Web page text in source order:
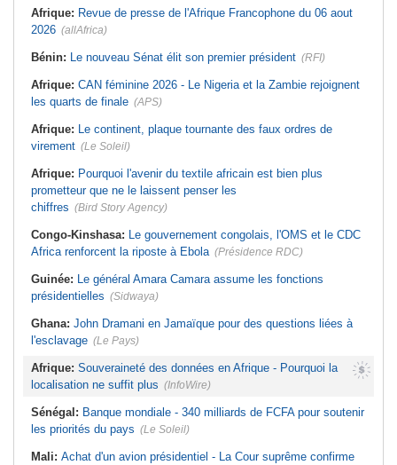
l'esclavage
Sénégal:Banque mondiale - 340
priorités du pays
La Cour suprême confirme la
condamnation de l'ex-ministre de
l'Économie
France la restitution du crâne de
Bokar Biro et de trois de ses
proches
policière contre le narcotrafic
Monde arabe au Caire
2026 - Le continent, entre ouverture
commerciale et défiance migratoire
Afrique: Revue de presse de l'Afrique Francophone du 06 aout
2026 (allAfrica)
Bénin: Le nouveau Sénat élit son premier président (RFI)
Afrique: CAN féminine 2026 - Le Nigeria et la Zambie rejoignent
les quarts de finale (APS)
Afrique: Le continent, plaque tournante des faux ordres de
virement (Le Soleil)
Afrique: Pourquoi l'avenir du textile africain est bien plus
prometteur que ne le laissent penser les
chiffres (Bird Story Agency)
Congo-Kinshasa: Le gouvernement congolais, l'OMS et le CDC
Africa renforcent la riposte à Ebola (Présidence RDC)
Guinée: Le général Amara Camara assume les fonctions
présidentielles (Sidwaya)
Ghana: John Dramani en Jamaïque pour des questions liées à
l'esclavage (Le Pays)
Afrique: Souveraineté des données en Afrique - Pourquoi la
localisation ne suffit plus (InfoWire)
Sénégal: Banque mondiale - 340 milliards de FCFA pour soutenir
les priorités du pays (Le Soleil)
Mali: Achat d'un avion présidentiel - La Cour suprême confirme